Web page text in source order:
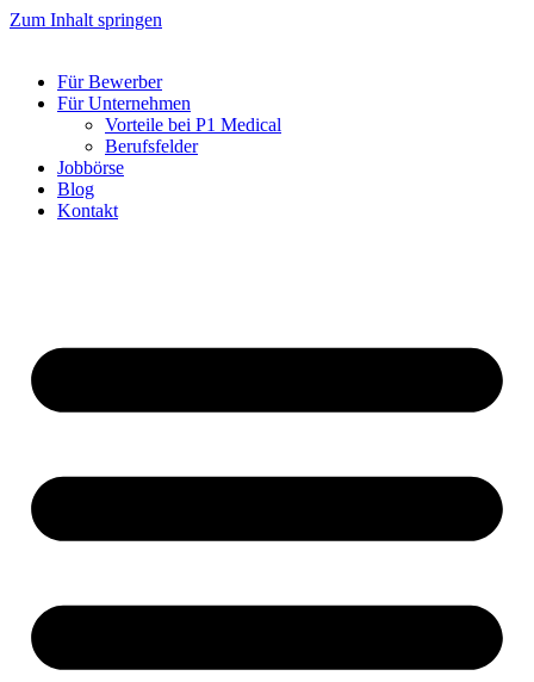
Zum Inhalt springen
Für Bewerber
Für Unternehmen
Vorteile bei P1 Medical
Berufsfelder
Jobbörse
Blog
Kontakt